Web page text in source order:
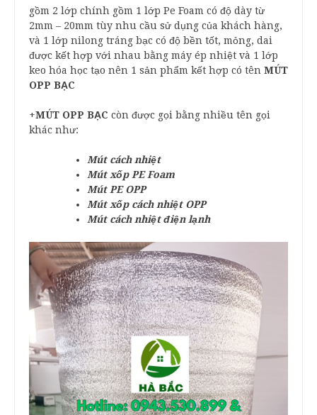
gồm 2 lớp chính gồm 1 lớp Pe Foam có độ dày từ
2mm – 20mm tùy nhu cầu sử dụng của khách hàng,
và 1 lớp nilong tráng bạc có độ bền tốt, mỏng, dai
được kết hợp với nhau bằng máy ép nhiệt và 1 lớp
keo hóa học tạo nên 1 sản phẩm kết hợp có tên MÚT
OPP BẠC
+MÚT OPP BẠC còn được gọi bằng nhiều tên gọi
khác như:
Mút cách nhiệt
Mút xốp PE Foam
Mút PE OPP
Mút xốp cách nhiệt OPP
Mút cách nhiệt điện lạnh